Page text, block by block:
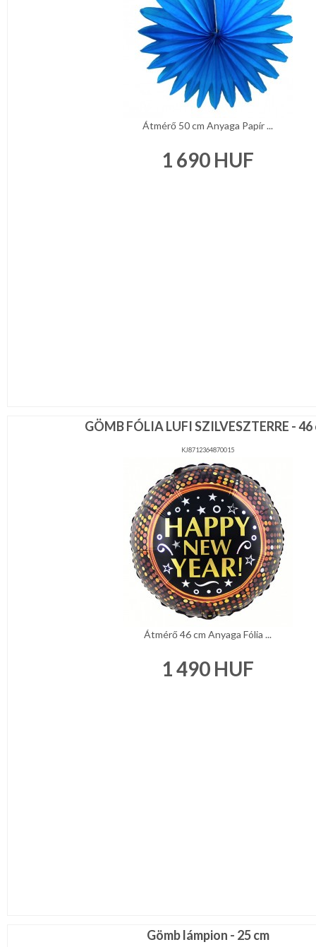
Átmérő 50 cm Anyaga Papír ...
1 690 HUF
GÖMB FÓLIA LUFI SZILVESZTERRE - 46
KJ8712364870015
Átmérő 46 cm Anyaga Fólia ...
1 490 HUF
Gömb lámpion - 25 cm